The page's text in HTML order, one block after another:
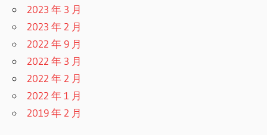
2023 年 3 月
2023 年 2 月
2022 年 9 月
2022 年 3 月
2022 年 2 月
2022 年 1 月
2019 年 2 月